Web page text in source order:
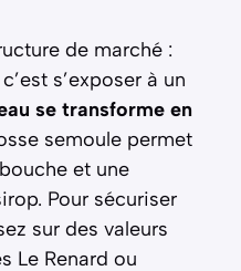
de marché :
s’exposer à un
se transforme en
semoule permet
et une
Pour sécuriser
sur des valeurs
Le Renard ou